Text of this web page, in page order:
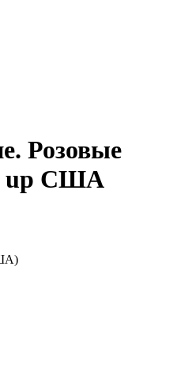
Розовые
up США